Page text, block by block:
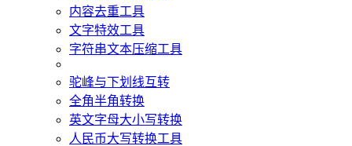
内容去重工具
文字特效工具
字符串文本压缩工具
驼峰与下划线互转
全角半角转换
英文字母大小写转换
人民币大写转换工具